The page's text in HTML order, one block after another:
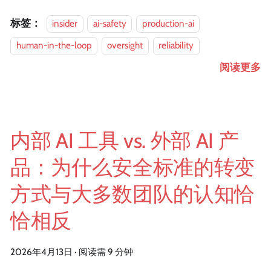
标签： insider ai-safety
production-ai
human-in-the-loop
oversight reliability
阅读更多
内部 AI 工具 vs. 外部 AI 产
品：为什么安全标准的转变
方式与大多数团队的认知恰
恰相反
2026年4月13日 · 阅读需 9 分钟